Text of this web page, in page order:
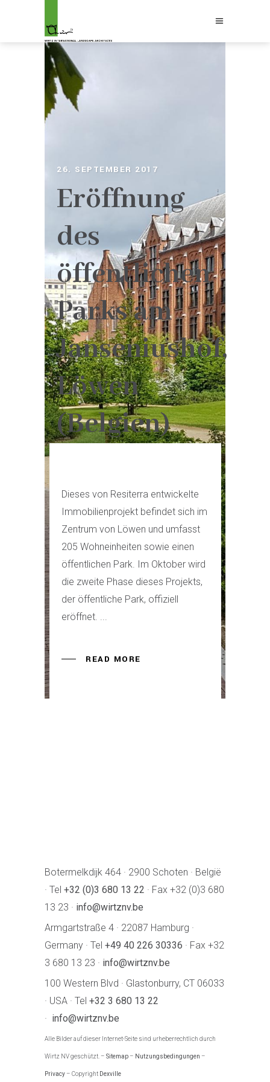
26. SEPTEMBER 2017
Eröffnung
des
öffentlichen
Parks am
Janseniushof,
Löwen
(Belgien)
Dieses von Resiterra entwickelte
Immobilienprojekt befindet sich im
Zentrum von Löwen und umfasst
205 Wohneinheiten sowie einen
öffentlichen Park. Im Oktober wird
die zweite Phase dieses Projekts,
der öffentliche Park, offiziell
eröffnet.
READ MORE
Botermelkdijk 464 · 2900 Schoten · België
· Tel +32 (0)3 680 13 22 · Fax +32 (0)3 680
13 23 · info@wirtznv.be
Armgartstraße 4 · 22087 Hamburg ·
Germany · Tel +49 40 226 30336 · Fax +32
3 680 13 23 · info@wirtznv.be
100 Western Blvd · Glastonburry, CT 06033
· USA · Tel +32 3 680 13 22
· info@wirtznv.be
Alle Bilder auf dieser Internet-Seite sind urheberrechtlich durch
Wirtz NV geschützt. – Sitemap – Nutzungsbedingungen –
Privacy – Copyright Dexville